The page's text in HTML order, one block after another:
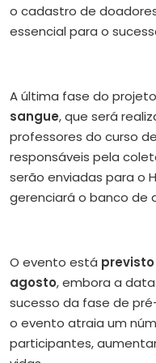
o cadastro de
essencial para o
A última fase do
sangue, que será
professores do curso
responsáveis pela
serão enviadas para o
gerenciará o banco de
O evento está
agosto, embora a
sucesso da fase de
o evento atraia um
participantes,